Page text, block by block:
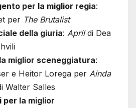
per la miglior regia:
per The Brutalist
della giuria: Aprildi Dea
miglior sceneggiatura:
e Heitor Lorega per Ainda
Walter Salles
per la miglior